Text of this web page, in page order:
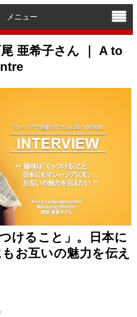
メニュー
亜希子さん ｜ A to
けること」。日本に
お互いの魅力を伝え